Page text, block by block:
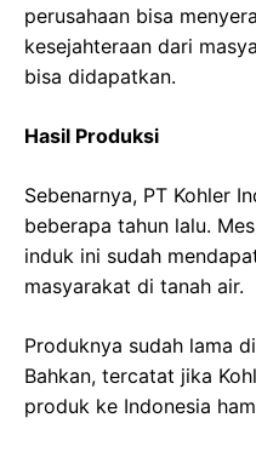
perusahaan bisa
kesejahteraan dari
bisa didapatkan.
Hasil Produksi
Sebenarnya, PT Kohler
beberapa tahun lalu.
induk ini sudah
masyarakat di tanah air.
Produknya sudah lama
Bahkan, tercatat jika
produk ke Indonesia